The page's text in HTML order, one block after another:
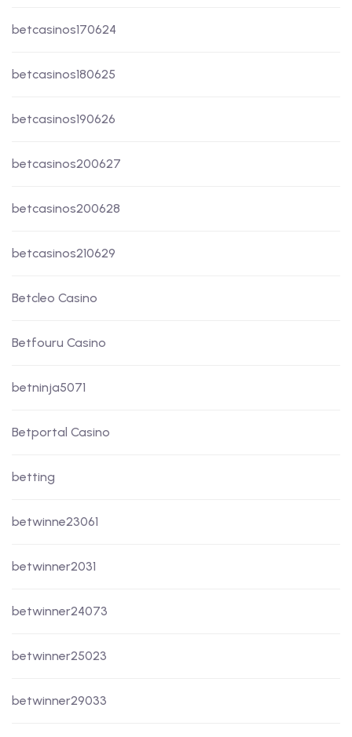
betcasinos170624
betcasinos180625
betcasinos190626
betcasinos200627
betcasinos200628
betcasinos210629
Betcleo Casino
Betfouru Casino
betninja5071
Betportal Casino
betting
betwinne23061
betwinner2031
betwinner24073
betwinner25023
betwinner29033